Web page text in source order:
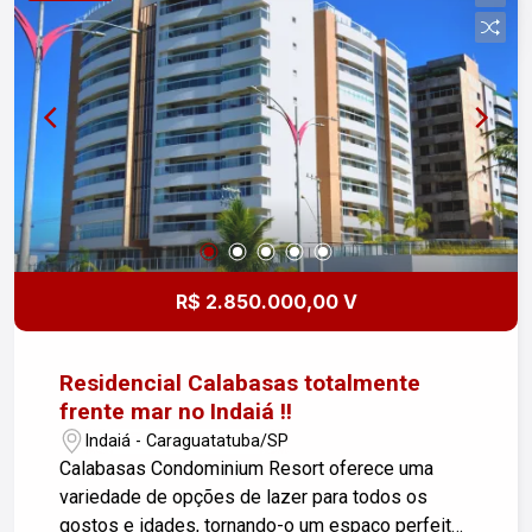
uma infraestrutura de lazer completa, incluindo
churrasqueira, sauna e piscina, além de contar
com uma vaga de garagem, proporcionando
comodidade e segurança. Com acabamento de
alto padrão e uma localização privilegiada, este
studio é a opção ideal para quem busca viver
com conforto, estilo e praticidade em
Caraguatatuba, com fácil acesso à praia e aos
principais serviços da região. Entre em contato
conosco para mais informações.
#altopadraocaragua
R$ 2.850.000,00 V
Residencial Calabasas totalmente
frente mar no Indaiá !!
Indaiá - Caraguatatuba/SP
Calabasas Condominium Resort oferece uma
variedade de opções de lazer para todos os
gostos e idades, tornando-o um espaço perfeito